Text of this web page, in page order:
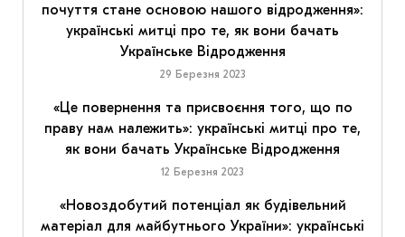
почуття стане основою нашого відродження»:
українські митці про те, як вони бачать
Українське Відродження
29 Березня 2023
«Це повернення та присвоєння того, що по
праву нам належить»: українські митці про те,
як вони бачать Українське Відродження
12 Березня 2023
«Новоздобутий потенціал як будівельний
матеріал для майбутнього України»: українські